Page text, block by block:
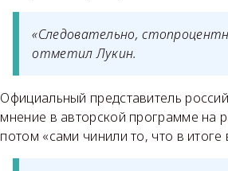
«Следовательно,
отметил Лукин.
Официальный представитель
мнение в авторской программе на
потом «сами чинили то, что в